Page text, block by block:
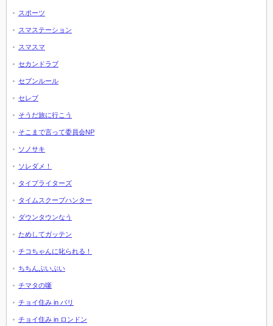
スポーツ
スマステーション
スマスマ
セカンドラブ
セブンルール
セレブ
そうだ旅に行こう
そこまで言って委員会NP
ソノサキ
ソレダメ！
タイプライターズ
タイムスクープハンター
ダウンタウンなう
ためしてガッテン
チコちゃんに叱られる！
ちちんぷいぷい
チマタの噺
チョイ住み in パリ
チョイ住み in ロンドン